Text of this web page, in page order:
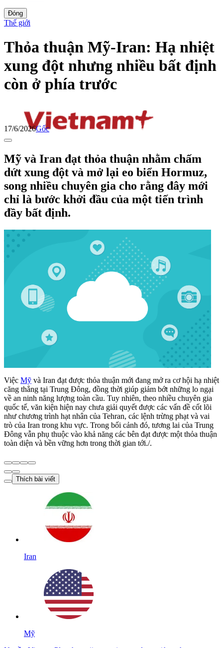
Đóng
Thế giới
Thỏa thuận Mỹ-Iran: Hạ nhiệt
xung đột nhưng nhiều bất định
còn ở phía trước
17/6/2026Gốc
Mỹ và Iran đạt thỏa thuận nhằm chấm
dứt xung đột và mở lại eo biển Hormuz,
song nhiều chuyên gia cho rằng đây mới
chỉ là bước khởi đầu của một tiến trình
đầy bất định.
Việc Mỹ và Iran đạt được thỏa thuận mới đang mở ra cơ hội hạ nhiệt
căng thẳng tại Trung Đông, đồng thời giúp giảm bớt những lo ngại
về an ninh năng lượng toàn cầu. Tuy nhiên, theo nhiều chuyên gia
quốc tế, văn kiện hiện nay chưa giải quyết được các vấn đề cốt lõi
như chương trình hạt nhân của Tehran, các lệnh trừng phạt và vai
trò của Iran trong khu vực. Trong bối cảnh đó, tương lai của Trung
Đông vẫn phụ thuộc vào khả năng các bên đạt được một thỏa thuận
toàn diện và bền vững hơn trong thời gian tới./.
Thích bài viết
Iran
Mỹ